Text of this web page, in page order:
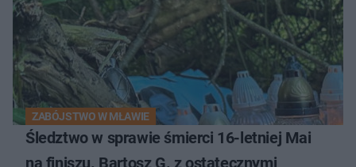
ZABÓJSTWO W MŁAWIE
Śledztwo w sprawie śmierci 16-letniej Mai
na finiszu. Bartosz G. z ostatecznymi